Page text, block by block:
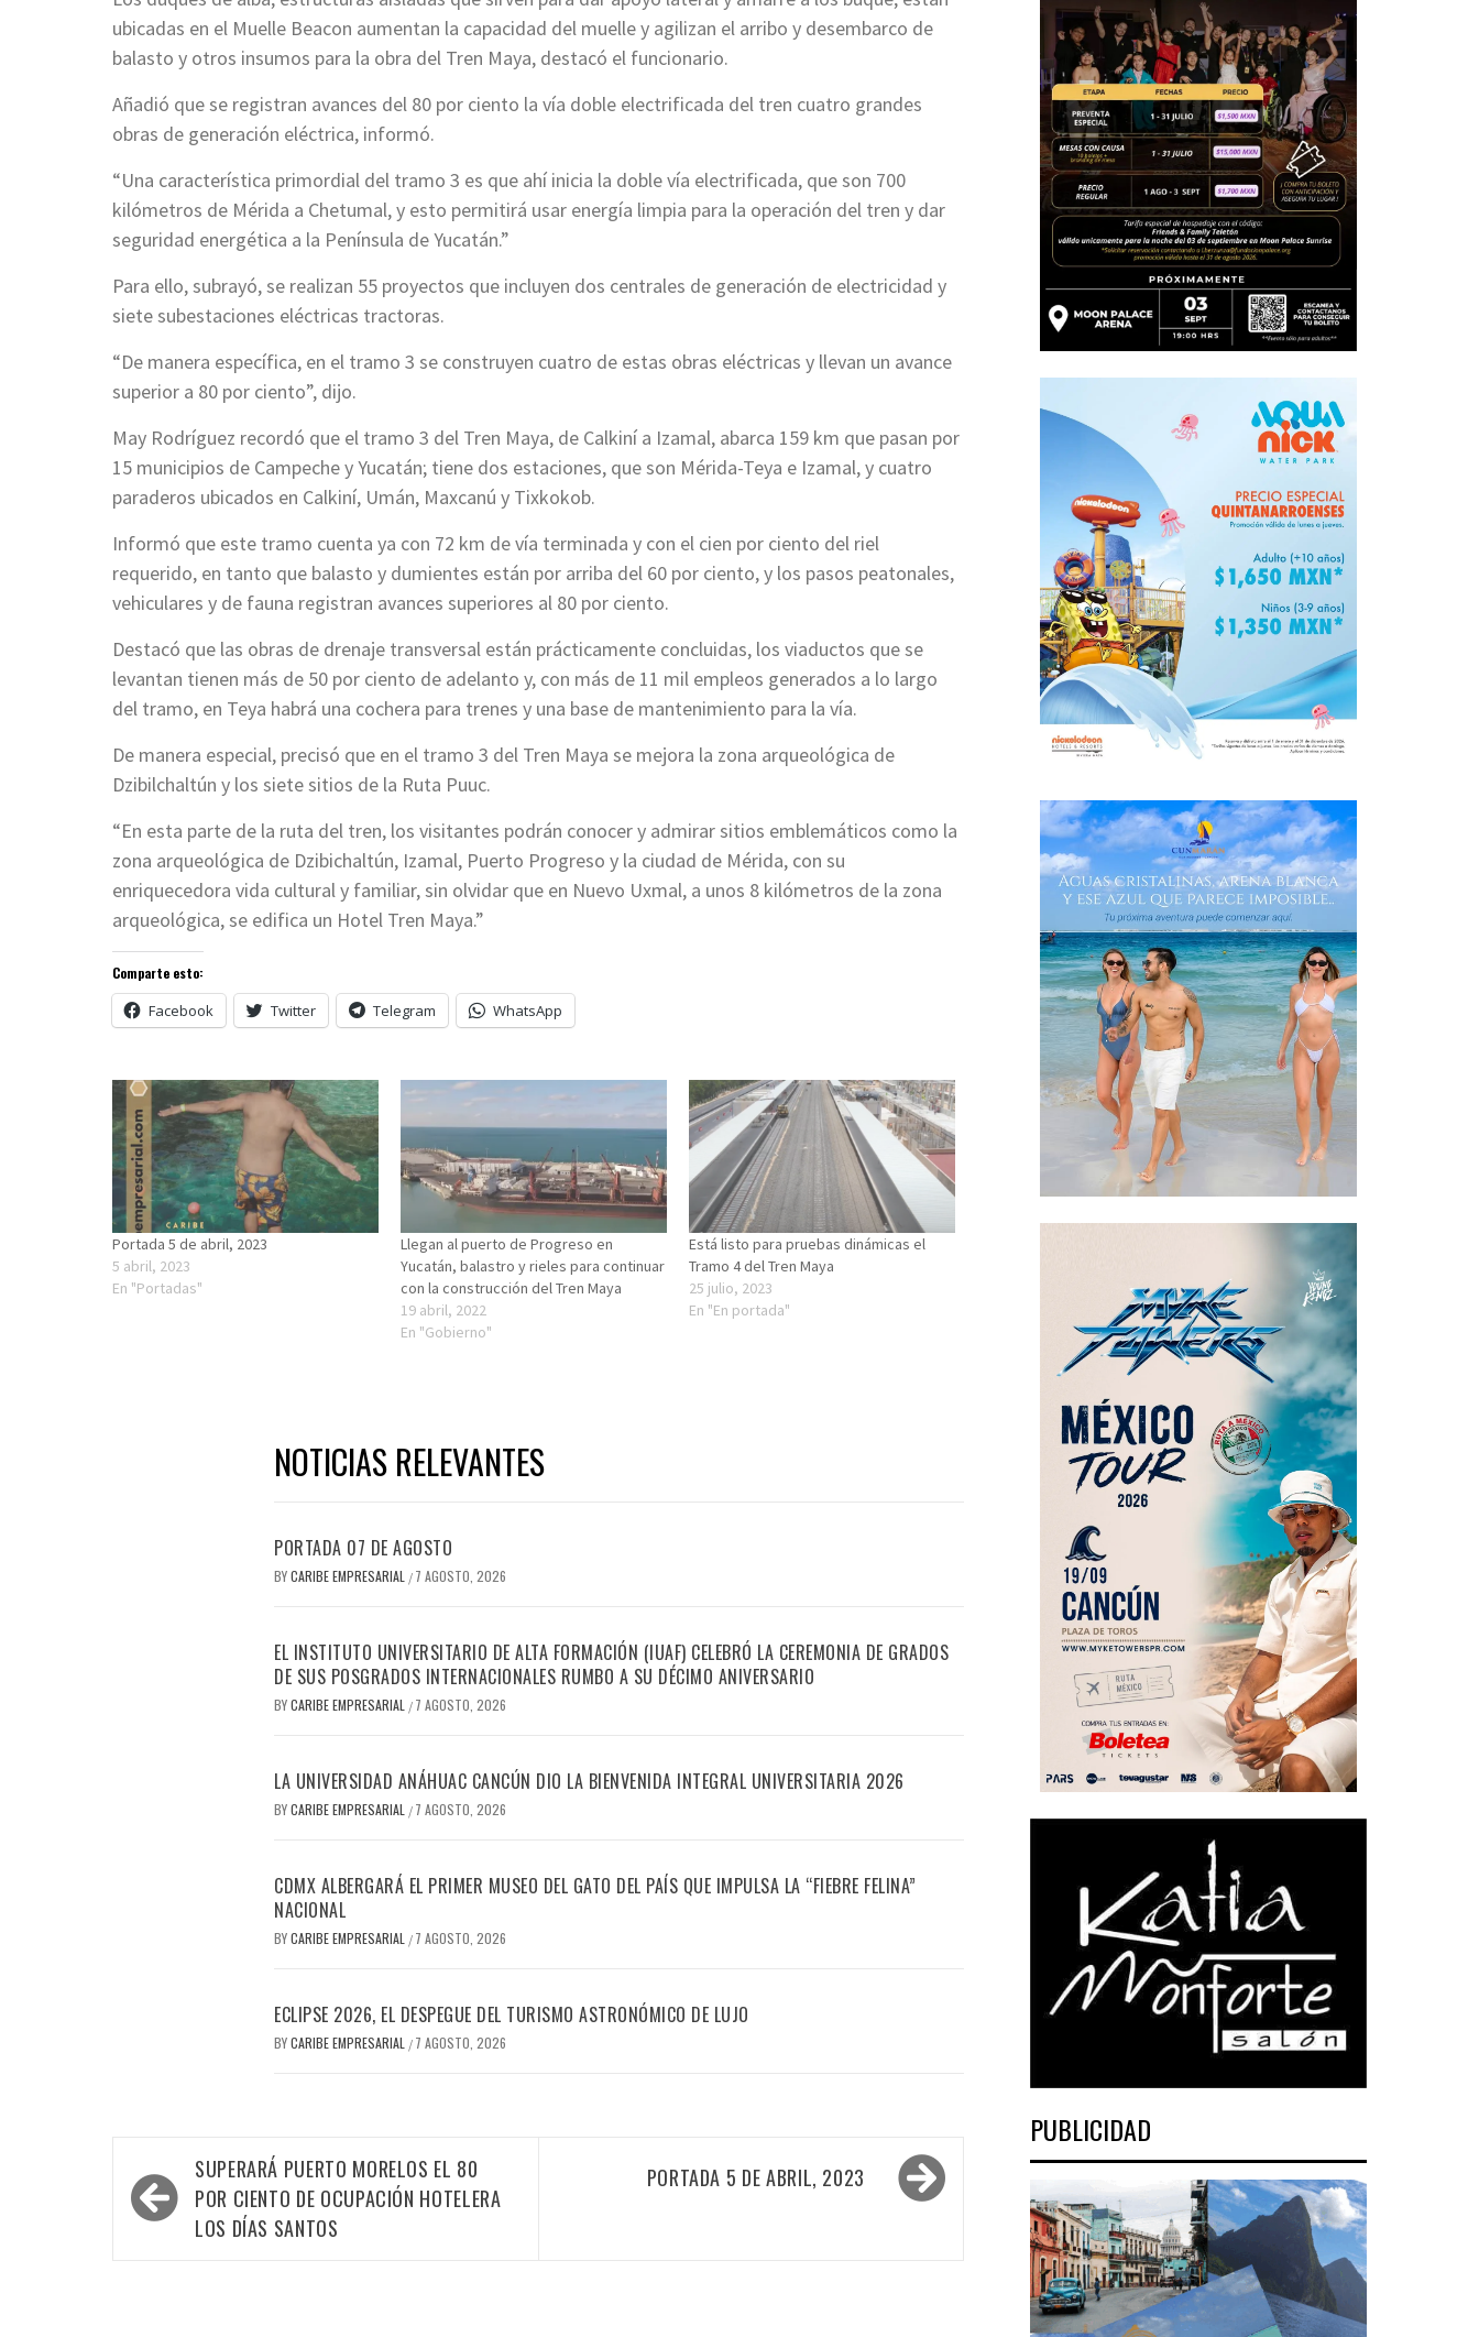
ubicadas en el Muelle Beacon aumentan la capacidad del muelle y agilizan el arribo y desembarco de
balasto y otros insumos para la obra del Tren Maya, destacó el funcionario.
Añadió que se registran avances del 80 por ciento la vía doble electrificada del tren cuatro grandes
obras de generación eléctrica, informó.
“Una característica primordial del tramo 3 es que ahí inicia la doble vía electrificada, que son 700
kilómetros de Mérida a Chetumal, y esto permitirá usar energía limpia para la operación del tren y dar
seguridad energética a la Península de Yucatán.”
Para ello, subrayó, se realizan 55 proyectos que incluyen dos centrales de generación de electricidad y
siete subestaciones eléctricas tractoras.
“De manera específica, en el tramo 3 se construyen cuatro de estas obras eléctricas y llevan un avance
superior a 80 por ciento”, dijo.
May Rodríguez recordó que el tramo 3 del Tren Maya, de Calkiní a Izamal, abarca 159 km que pasan por
15 municipios de Campeche y Yucatán; tiene dos estaciones, que son Mérida-Teya e Izamal, y cuatro
paraderos ubicados en Calkiní, Umán, Maxcanú y Tixkokob.
Informó que este tramo cuenta ya con 72 km de vía terminada y con el cien por ciento del riel
requerido, en tanto que balasto y dumientes están por arriba del 60 por ciento, y los pasos peatonales,
vehiculares y de fauna registran avances superiores al 80 por ciento.
Destacó que las obras de drenaje transversal están prácticamente concluidas, los viaductos que se
levantan tienen más de 50 por ciento de adelanto y, con más de 11 mil empleos generados a lo largo
del tramo, en Teya habrá una cochera para trenes y una base de mantenimiento para la vía.
De manera especial, precisó que en el tramo 3 del Tren Maya se mejora la zona arqueológica de
Dzibilchaltún y los siete sitios de la Ruta Puuc.
“En esta parte de la ruta del tren, los visitantes podrán conocer y admirar sitios emblemáticos como la
zona arqueológica de Dzibichaltún, Izamal, Puerto Progreso y la ciudad de Mérida, con su
enriquecedora vida cultural y familiar, sin olvidar que en Nuevo Uxmal, a unos 8 kilómetros de la zona
arqueológica, se edifica un Hotel Tren Maya.”
Comparte esto:
Facebook Twitter Telegram WhatsApp
Portada 5 de abril, 2023
5 abril, 2023
En "Portadas"
Llegan al puerto de Progreso en
Yucatán, balastro y rieles para continuar
con la construcción del Tren Maya
19 abril, 2022
En "Gobierno"
Está listo para pruebas dinámicas el
Tramo 4 del Tren Maya
25 julio, 2023
En "En portada"
NOTICIAS RELEVANTES
PORTADA 07 DE AGOSTO
BYCARIBE EMPRESARIAL / 7 AGOSTO, 2026
EL INSTITUTO UNIVERSITARIO DE ALTA FORMACIÓN (IUAF) CELEBRÓ LA CEREMONIA DE GRADOS
DE SUS POSGRADOS INTERNACIONALES RUMBO A SU DÉCIMO ANIVERSARIO
BYCARIBE EMPRESARIAL / 7 AGOSTO, 2026
LA UNIVERSIDAD ANÁHUAC CANCÚN DIO LA BIENVENIDA INTEGRAL UNIVERSITARIA 2026
BYCARIBE EMPRESARIAL / 7 AGOSTO, 2026
CDMX ALBERGARÁ EL PRIMER MUSEO DEL GATO DEL PAÍS QUE IMPULSA LA “FIEBRE FELINA”
NACIONAL
BYCARIBE EMPRESARIAL / 7 AGOSTO, 2026
ECLIPSE 2026, EL DESPEGUE DEL TURISMO ASTRONÓMICO DE LUJO
BYCARIBE EMPRESARIAL / 7 AGOSTO, 2026
Navegación
de
entradas
SUPERARÁ PUERTO MORELOS EL 80
POR CIENTO DE OCUPACIÓN HOTELERA
LOS DÍAS SANTOS
PORTADA 5 DE ABRIL, 2023
PUBLICIDAD